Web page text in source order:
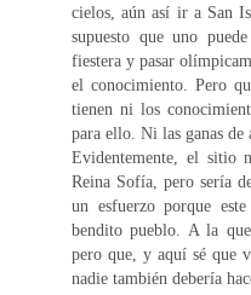
cielos, aún así ir a San
supuesto que uno
fiestera y pasar
el conocimiento. Pero
tienen ni los
para ello. Ni las ganas de
Evidentemente, el sitio
Reina Sofía, pero sería
un esfuerzo porque
bendito pueblo. A la
pero que, y aquí sé que
nadie también debería